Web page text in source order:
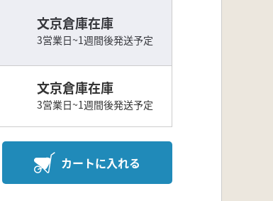
文京倉庫在庫
3営業日~1週間後発送予定
文京倉庫在庫
3営業日~1週間後発送予定
カートに入れる